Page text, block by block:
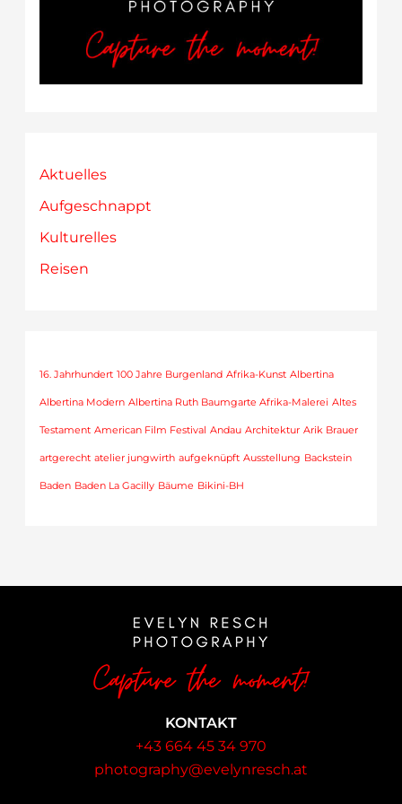
Aktuelles
Aufgeschnappt
Kulturelles
Reisen
16. Jahrhundert 100 Jahre Burgenland Afrika-Kunst Albertina
Albertina Modern Albertina Ruth Baumgarte Afrika-Malerei Altes
Testament American Film Festival Andau Architektur Arik Brauer
artgerecht atelier jungwirth aufgeknüpft Ausstellung Backstein
Baden Baden La Gacilly Bäume Bikini-BH
KONTAKT
+43 664 45 34 970
photography@evelynresch.at